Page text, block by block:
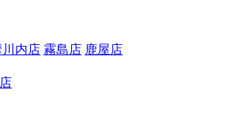
内店 霧島店 鹿屋店